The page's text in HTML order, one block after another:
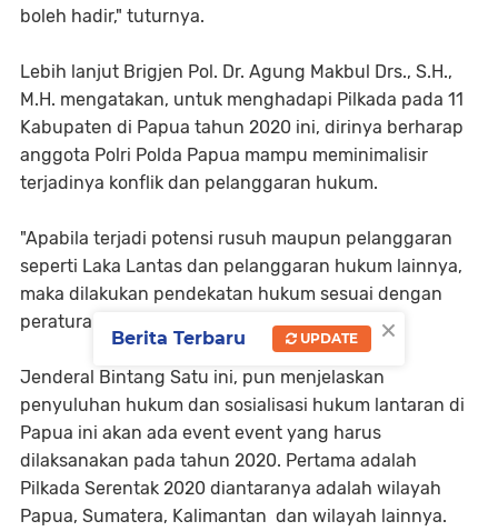
boleh hadir," tuturnya.
Lebih lanjut Brigjen Pol. Dr. Agung Makbul Drs., S.H.,
M.H. mengatakan, untuk menghadapi Pilkada pada 11
Kabupaten di Papua tahun 2020 ini, dirinya berharap
anggota Polri Polda Papua mampu meminimalisir
terjadinya konflik dan pelanggaran hukum.
"Apabila terjadi potensi rusuh maupun pelanggaran
seperti Laka Lantas dan pelanggaran hukum lainnya,
maka dilakukan pendekatan hukum sesuai dengan
peraturan hukum yang berlaku," imbaunya.
Jenderal Bintang Satu ini, pun menjelaskan
penyuluhan hukum dan sosialisasi hukum lantaran di
Papua ini akan ada event event yang harus
dilaksanakan pada tahun 2020. Pertama adalah
Pilkada Serentak 2020 diantaranya adalah wilayah
Papua, Sumatera, Kalimantan dan wilayah lainnya.
×
Berita Terbaru UPDATE